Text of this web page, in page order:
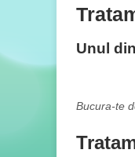
Unul
Bucura-te